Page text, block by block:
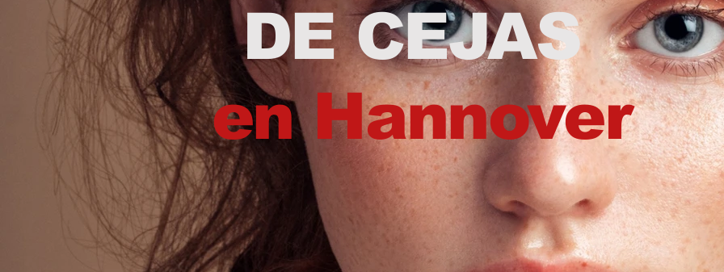
DE CEJAS
en Hannover